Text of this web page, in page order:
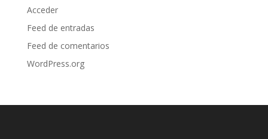
Acceder
Feed de entradas
Feed de comentarios
WordPress.org